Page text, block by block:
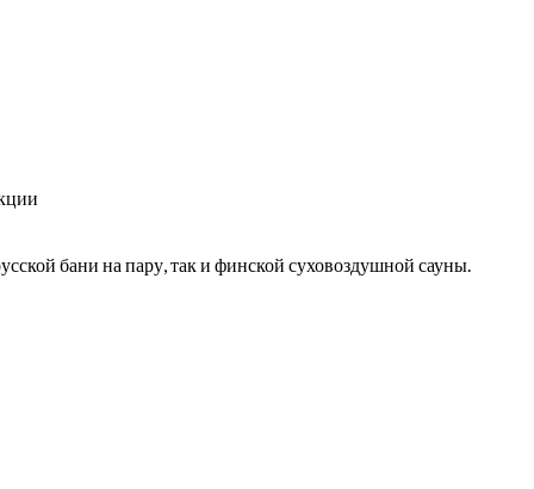
бани на пару, так и финской суховоздушной сауны.